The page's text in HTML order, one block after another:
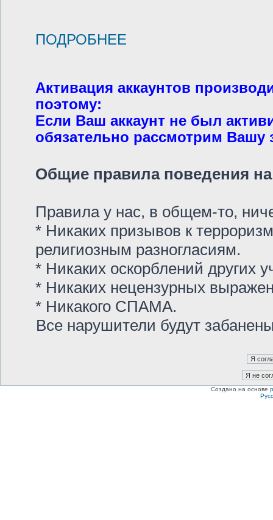
ПОДРОБНЕЕ
Активация аккаунтов
поэтому:
Если Ваш аккаунт не был
обязательно рассмотрим Вашу
Общие правила поведения на
Правила у нас, в общем-то,
* Никаких призывов к
религиозным разногласиям.
* Никаких оскорблений других
* Никаких нецензурных
* Никакого СПАМА.
Все нарушители будут
Создано на основе